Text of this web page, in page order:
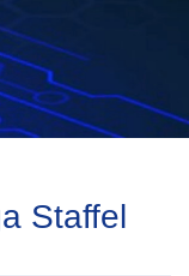
Staffel